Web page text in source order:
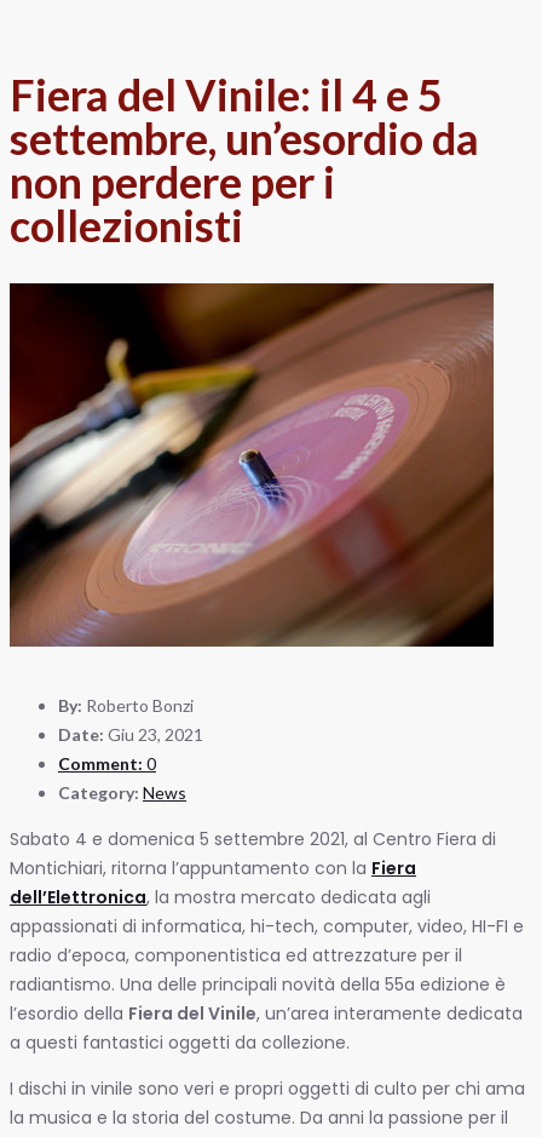
Fiera del Vinile: il 4 e 5
settembre, un’esordio da
non perdere per i
collezionisti
By: Roberto Bonzi
Date: Giu 23, 2021
Comment: 0
Category: News
Sabato 4 e domenica 5 settembre 2021, al Centro Fiera di
Montichiari, ritorna l’appuntamento con la Fiera
dell’Elettronica, la mostra mercato dedicata agli
appassionati di informatica, hi-tech, computer, video, HI-FI e
radio d’epoca, componentistica ed attrezzature per il
radiantismo. Una delle principali novità della 55a edizione è
l’esordio della Fiera del Vinile, un’area interamente dedicata
a questi fantastici oggetti da collezione.
I dischi in vinile sono veri e propri oggetti di culto per chi ama
la musica e la storia del costume. Da anni la passione per il